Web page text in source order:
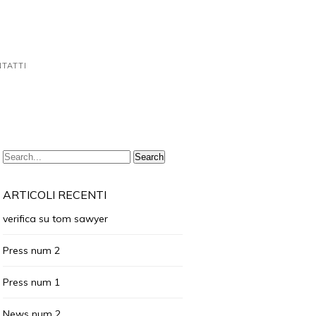
ARTICOLI RECENTI
verifica su tom sawyer
Press num 2
Press num 1